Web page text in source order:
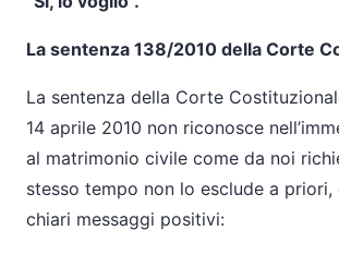
La sentenza 138/2010 della Corte
La sentenza della Corte
14 aprile 2010 non riconosce
al matrimonio civile come da noi
stesso tempo non lo esclude a priori,
chiari messaggi positivi: